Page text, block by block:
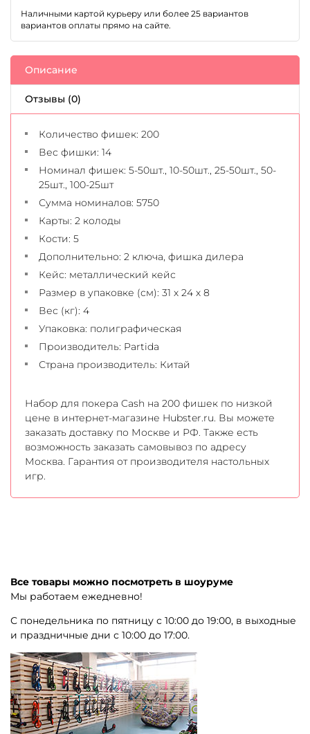
Наличными картой курьеру или более 25 вариантов
вариантов оплаты прямо на сайте.
Описание
Отзывы (0)
Количество фишек: 200
Вес фишки: 14
Номинал фишек: 5-50шт., 10-50шт., 25-50шт., 50-
25шт., 100-25шт
Сумма номиналов: 5750
Карты: 2 колоды
Кости: 5
Дополнительно: 2 ключа, фишка дилера
Кейс: металлический кейс
Размер в упаковке (см): 31 х 24 х 8
Вес (кг): 4
Упаковка: полиграфическая
Производитель: Partida
Страна производитель: Китай
Набор для покера Cash на 200 фишек по низкой
цене в интернет-магазине Hubster.ru. Вы можете
заказать доставку по Москве и РФ. Также есть
возможность заказать самовывоз по адресу
Москва. Гарантия от производителя настольных
игр.
Все товары можно посмотреть в шоуруме
Мы работаем ежедневно!
С понедельника по пятницу с 10:00 до 19:00, в выходные
и праздничные дни с 10:00 до 17:00.